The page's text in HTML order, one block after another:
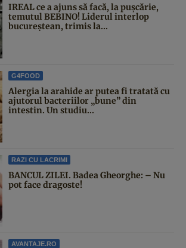
IREAL ce a ajuns să facă, la pușcărie,
temutul BEBINO! Liderul interlop
bucureștean, trimis la...
G4FOOD
Alergia la arahide ar putea fi tratată cu
ajutorul bacteriilor „bune” din
intestin. Un studiu...
RAZI CU LACRIMI
BANCUL ZILEI. Badea Gheorghe: – Nu
pot face dragoste!
AVANTAJE.RO